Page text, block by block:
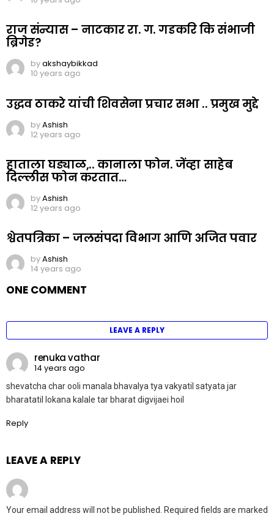
राज संन्यास – नाटकार रा. ग. गडकरि कि संभाजी
ब्रिगेड?
byakshaybikkad
10 years ago
उद्धव ठाकरे यांची शिवसेना प्रचार सभा .. प्रमुख मुद्दे
byAshish
12 years ago
हाताला घड्याळ,.. कानाला फोन. जेंव्हा साहेब
दिल्लीस फोन करतात…
byAshish
12 years ago
श्वेतपत्रिका – जलसंपदा विभाग आणि अजित पवार
byAshish
14 years ago
ONE COMMENT
LEAVE A REPLY
renuka vathar
14 years ago
shevatcha char ooli manala bhavalya tya vakyatil satyata jar
bharatatil lokana kalale tar bharat digvijaei hoil
Reply
LEAVE A REPLY
Your email address will not be published.
Required fields are marked